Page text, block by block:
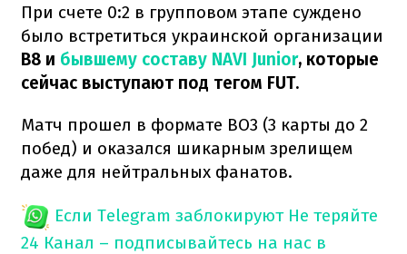
При счете 0:2 в групповом этапе суждено
было встретиться украинской организации
B8 и бывшему составу NAVI Junior, которые
сейчас выступают под тегом FUT.
Матч прошел в формате BO3 (3 карты до 2
побед) и оказался шикарным зрелищем
даже для нейтральных фанатов.
Если Telegram заблокируют Не теряйте
24 Канал – подписывайтесь на нас в